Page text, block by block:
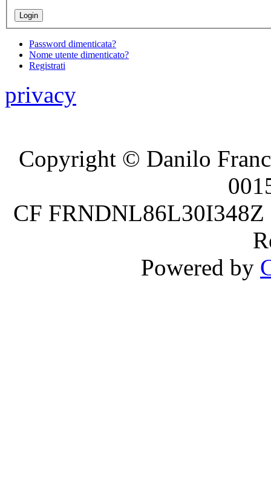
Password dimenticata?
Nome utente dimenticato?
Registrati
privacy
Copyright © Danilo
CF
Powered by